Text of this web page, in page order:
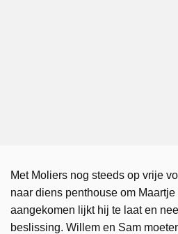
Met Moliers nog steeds op vrije
naar diens penthouse om
aangekomen lijkt hij te laat en
beslissing. Willem en Sam